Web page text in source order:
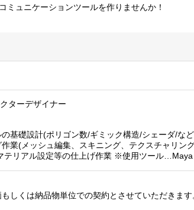
ミュニケーションツールを作りませんか！
ターデザイナー
の基礎設計(ポリゴン数/ギミック構造/シェーダ/な
作業(メッシュ編集、スキニング、テクスチャリン
テリアル設定等の仕上げ作業 ※使用ツール…Maya
しくは納品物単位での契約とさせていただきます